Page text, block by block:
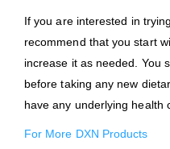
If you are interested in
recommend that you start
increase it as needed. You
before taking any new
have any underlying health
For More DXN Products